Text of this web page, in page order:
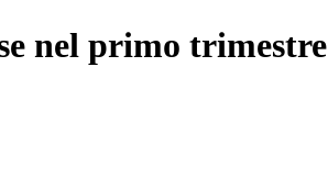
nel primo trimestre